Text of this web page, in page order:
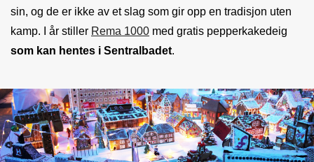
sin, og de er ikke av et slag som gir opp en tradisjon uten
kamp. I år stiller Rema 1000 med gratis pepperkakedeig
som kan hentes i Sentralbadet.